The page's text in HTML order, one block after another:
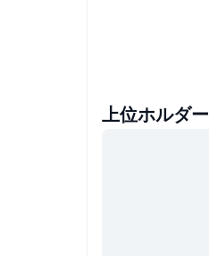
上位ホルダー